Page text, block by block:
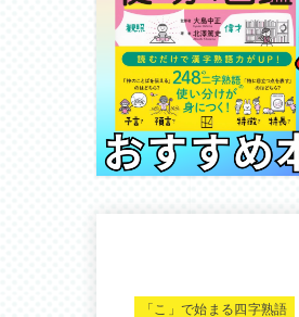
「こ」で始まる四字熟語